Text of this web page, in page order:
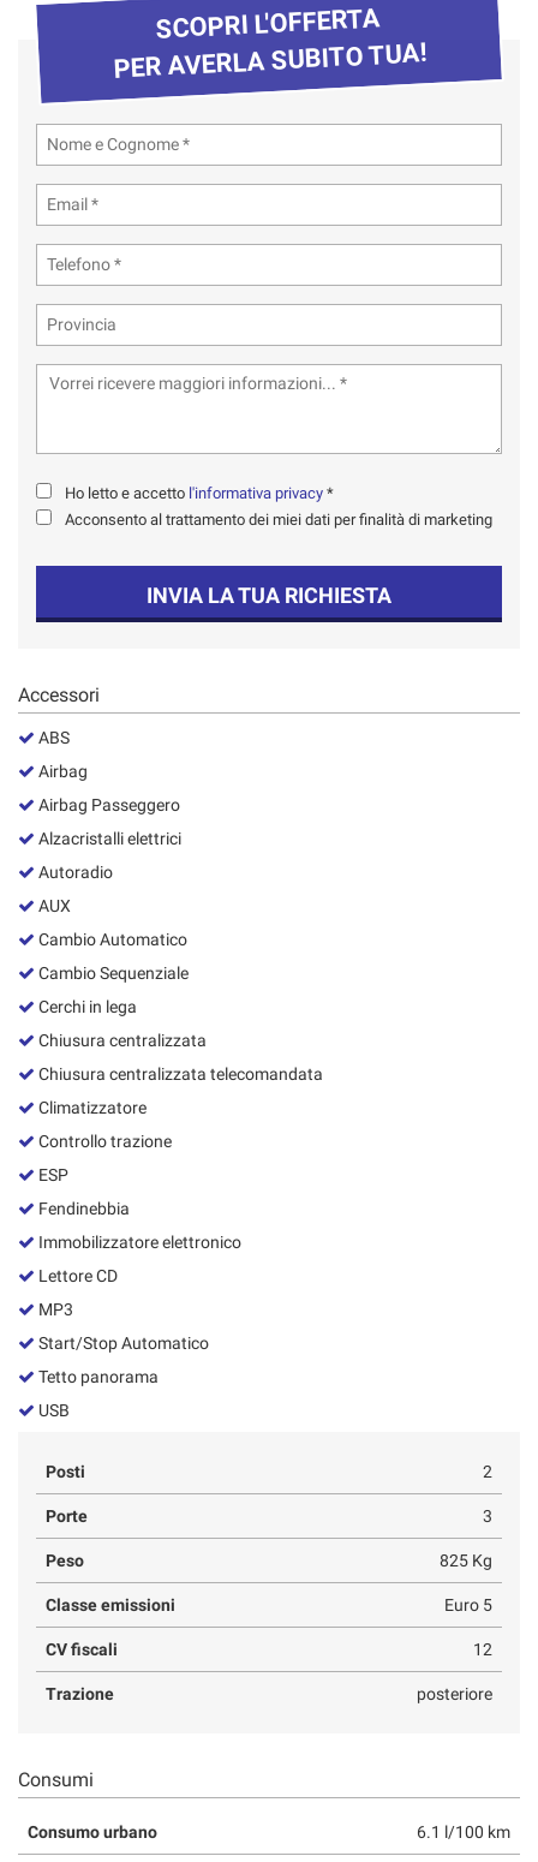
SCOPRI L'OFFERTA
PER AVERLA SUBITO TUA!
Ho letto e accetto l'informativa privacy *
Acconsento al trattamento dei miei dati per finalità di marketing
INVIA LA TUA RICHIESTA
Accessori
ABS
Airbag
Airbag Passeggero
Alzacristalli elettrici
Autoradio
AUX
Cambio Automatico
Cambio Sequenziale
Cerchi in lega
Chiusura centralizzata
Chiusura centralizzata telecomandata
Climatizzatore
Controllo trazione
ESP
Fendinebbia
Immobilizzatore elettronico
Lettore CD
MP3
Start/Stop Automatico
Tetto panorama
USB
Posti 2
Porte 3
Peso 825 Kg
Classe emissioni Euro 5
CV fiscali 12
Trazione posteriore
Consumi
Consumo urbano 6.1 l/100 km
modificare
le
tue
scelte
qualsiasi
momento.
Cookie per il miglioramento dell'esperienza utente
Cookie di marketing
la
policy
Salva
impostazioni